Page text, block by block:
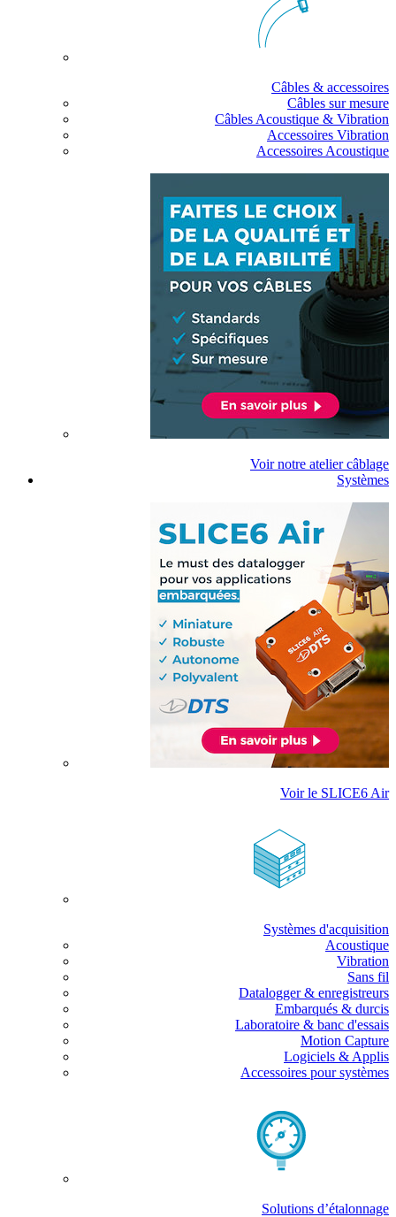
Câbles & accessoires
Câbles sur mesure
Câbles Acoustique & Vibration
Accessoires Vibration
Accessoires Acoustique
Voir notre atelier câblage
Systèmes
Voir le SLICE6 Air
Systèmes d'acquisition
Acoustique
Vibration
Sans fil
Datalogger & enregistreurs
Embarqués & durcis
Laboratoire & banc d'essais
Motion Capture
Logiciels & Applis
Accessoires pour systèmes
Solutions d’étalonnage